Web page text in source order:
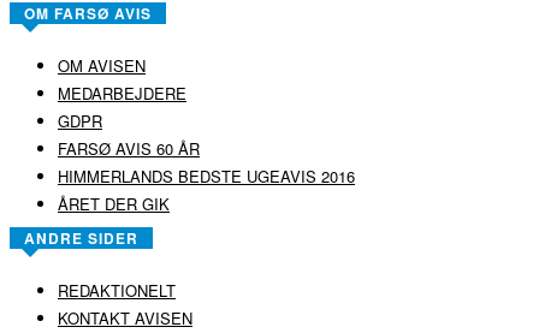
OM FARSØ AVIS
OM AVISEN
MEDARBEJDERE
GDPR
FARSØ AVIS 60 ÅR
HIMMERLANDS BEDSTE UGEAVIS 2016
ÅRET DER GIK
ANDRE SIDER
REDAKTIONELT
KONTAKT AVISEN